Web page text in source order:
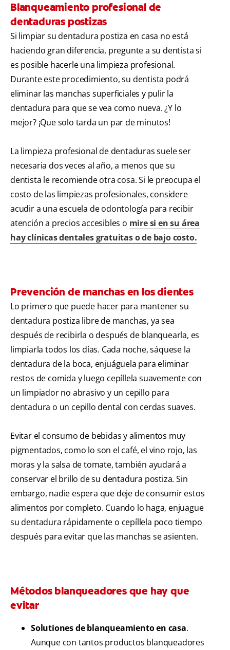
Blanqueamiento profesional de
dentaduras postizas
Si limpiar su dentadura postiza en casa no está
haciendo gran diferencia, pregunte a su dentista si
es posible hacerle una limpieza profesional.
Durante este procedimiento, su dentista podrá
eliminar las manchas superficiales y pulir la
dentadura para que se vea como nueva. ¿Y lo
mejor? ¡Que solo tarda un par de minutos!
La limpieza profesional de dentaduras suele ser
necesaria dos veces al año, a menos que su
dentista le recomiende otra cosa. Si le preocupa el
costo de las limpiezas profesionales, considere
acudir a una escuela de odontología para recibir
atención a precios accesibles o mire si en su área
hay clínicas dentales gratuitas o de bajo costo.
Prevención de manchas en los dientes
Lo primero que puede hacer para mantener su
dentadura postiza libre de manchas, ya sea
después de recibirla o después de blanquearla, es
limpiarla todos los días. Cada noche, sáquese la
dentadura de la boca, enjuáguela para eliminar
restos de comida y luego cepíllela suavemente con
un limpiador no abrasivo y un cepillo para
dentadura o un cepillo dental con cerdas suaves.
Evitar el consumo de bebidas y alimentos muy
pigmentados, como lo son el café, el vino rojo, las
moras y la salsa de tomate, también ayudará a
conservar el brillo de su dentadura postiza. Sin
embargo, nadie espera que deje de consumir estos
alimentos por completo. Cuando lo haga, enjuague
su dentadura rápidamente o cepíllela poco tiempo
después para evitar que las manchas se asienten.
Métodos blanqueadores que hay que
evitar
Solutiones de blanqueamiento en casa.
Aunque con tantos productos blanqueadores